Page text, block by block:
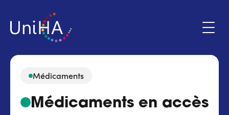
contenu
Menu
du
Espace adhérent
Médicaments
Médicaments en accès